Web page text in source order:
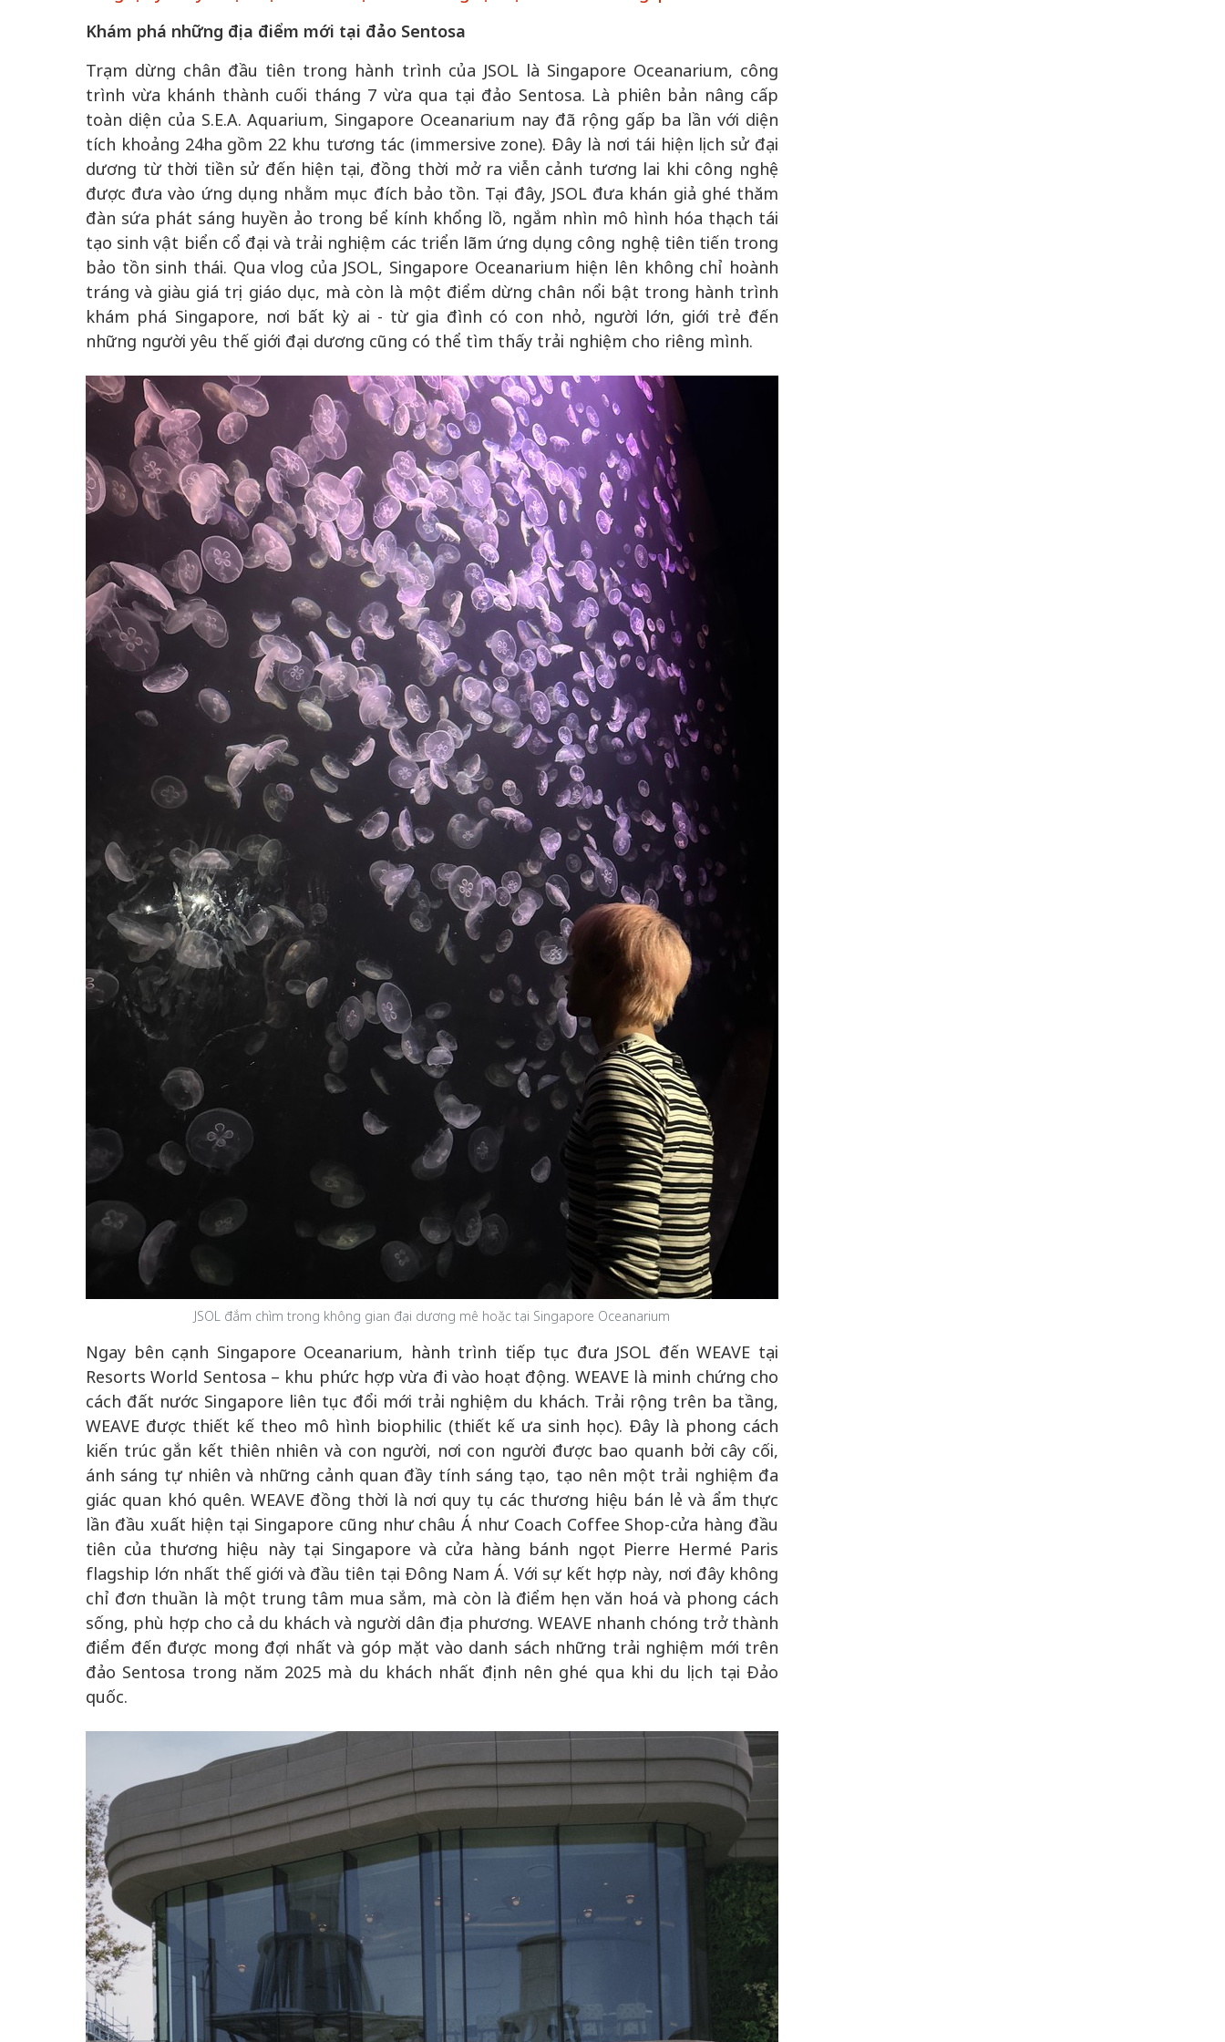
Khám phá những địa điểm mới tại đảo Sentosa
Trạm dừng chân đầu tiên trong hành trình của JSOL là Singapore Oceanarium, công
trình vừa khánh thành cuối tháng 7 vừa qua tại đảo Sentosa. Là phiên bản nâng cấp
toàn diện của S.E.A. Aquarium, Singapore Oceanarium nay đã rộng gấp ba lần với diện
tích khoảng 24ha gồm 22 khu tương tác (immersive zone). Đây là nơi tái hiện lịch sử đại
dương từ thời tiền sử đến hiện tại, đồng thời mở ra viễn cảnh tương lai khi công nghệ
được đưa vào ứng dụng nhằm mục đích bảo tồn. Tại đây, JSOL đưa khán giả ghé thăm
đàn sứa phát sáng huyền ảo trong bể kính khổng lồ, ngắm nhìn mô hình hóa thạch tái
tạo sinh vật biển cổ đại và trải nghiệm các triển lãm ứng dụng công nghệ tiên tiến trong
bảo tồn sinh thái. Qua vlog của JSOL, Singapore Oceanarium hiện lên không chỉ hoành
tráng và giàu giá trị giáo dục, mà còn là một điểm dừng chân nổi bật trong hành trình
khám phá Singapore, nơi bất kỳ ai - từ gia đình có con nhỏ, người lớn, giới trẻ đến
những người yêu thế giới đại dương cũng có thể tìm thấy trải nghiệm cho riêng mình.
JSOL đắm chìm trong không gian đại dương mê hoặc tại Singapore Oceanarium
Ngay bên cạnh Singapore Oceanarium, hành trình tiếp tục đưa JSOL đến WEAVE tại
Resorts World Sentosa – khu phức hợp vừa đi vào hoạt động. WEAVE là minh chứng cho
cách đất nước Singapore liên tục đổi mới trải nghiệm du khách. Trải rộng trên ba tầng,
WEAVE được thiết kế theo mô hình biophilic (thiết kế ưa sinh học). Đây là phong cách
kiến trúc gắn kết thiên nhiên và con người, nơi con người được bao quanh bởi cây cối,
ánh sáng tự nhiên và những cảnh quan đầy tính sáng tạo, tạo nên một trải nghiệm đa
giác quan khó quên. WEAVE đồng thời là nơi quy tụ các thương hiệu bán lẻ và ẩm thực
lần đầu xuất hiện tại Singapore cũng như châu Á như Coach Coffee Shop-cửa hàng đầu
tiên của thương hiệu này tại Singapore và cửa hàng bánh ngọt Pierre Hermé Paris
flagship lớn nhất thế giới và đầu tiên tại Đông Nam Á. Với sự kết hợp này, nơi đây không
chỉ đơn thuần là một trung tâm mua sắm, mà còn là điểm hẹn văn hoá và phong cách
sống, phù hợp cho cả du khách và người dân địa phương. WEAVE nhanh chóng trở thành
điểm đến được mong đợi nhất và góp mặt vào danh sách những trải nghiệm mới trên
đảo Sentosa trong năm 2025 mà du khách nhất định nên ghé qua khi du lịch tại Đảo
quốc.